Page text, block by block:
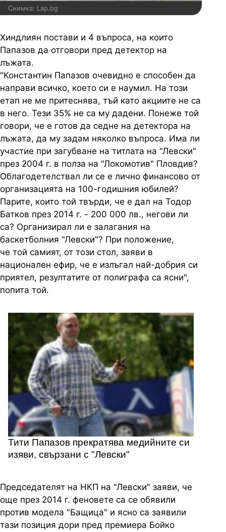
Снимка: Lap.bg
Хиндлиян постави и 4 въпроса, на които
Папазов да отговори пред детектор на
лъжата.
"Константин Папазов очевидно е способен да
направи всичко, което си е наумил. На този
етап не ме притеснява, тъй като акциите не са
в него. Тези 35% не са му дадени. Понеже той
говори, че е готов да седне на детектора на
лъжата, да му задам няколко въпроса. Има ли
участие при загубване на титлата на "Левски"
през 2004 г. в полза на "Локомотив" Пловдив?
Облагодетелствал ли се е лично финансово от
организацията на 100-годишния юбилей?
Парите, които той твърди, че е дал на Тодор
Батков през 2014 г. - 200 000 лв., негови ли
са? Организирал ли е залагания на
баскетболния "Левски"? При положение,
че той самият, от този стол, заяви в
национален ефир, че е излъгал най-добрия си
приятел, резултатите от полиграфа са ясни",
попита той.
Тити Папазов прекратява медийните си
изяви, свързани с "Левски"
Председателят на НКП на "Левски" заяви, че
още през 2014 г. феновете са се обявили
против модела "Бащица" и ясно са заявили
тази позиция дори пред премиера Бойко